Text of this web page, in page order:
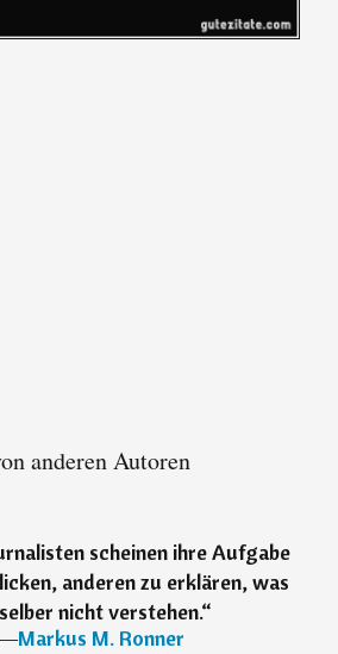
anderen Autoren
scheinen ihre Aufgabe
anderen zu erklären, was
nicht verstehen.“
Markus M. Ronner